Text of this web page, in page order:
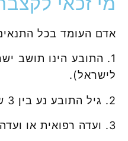
אדם העומד בכל
1. התובע הינו תושב
לישראל).
2. גיל התובע נע בין 3 שנים ל-67 שנים.
3. ועדה רפואית או ועדה רפואית לערערים של משרד הבריאות קבעה כי לתובע: